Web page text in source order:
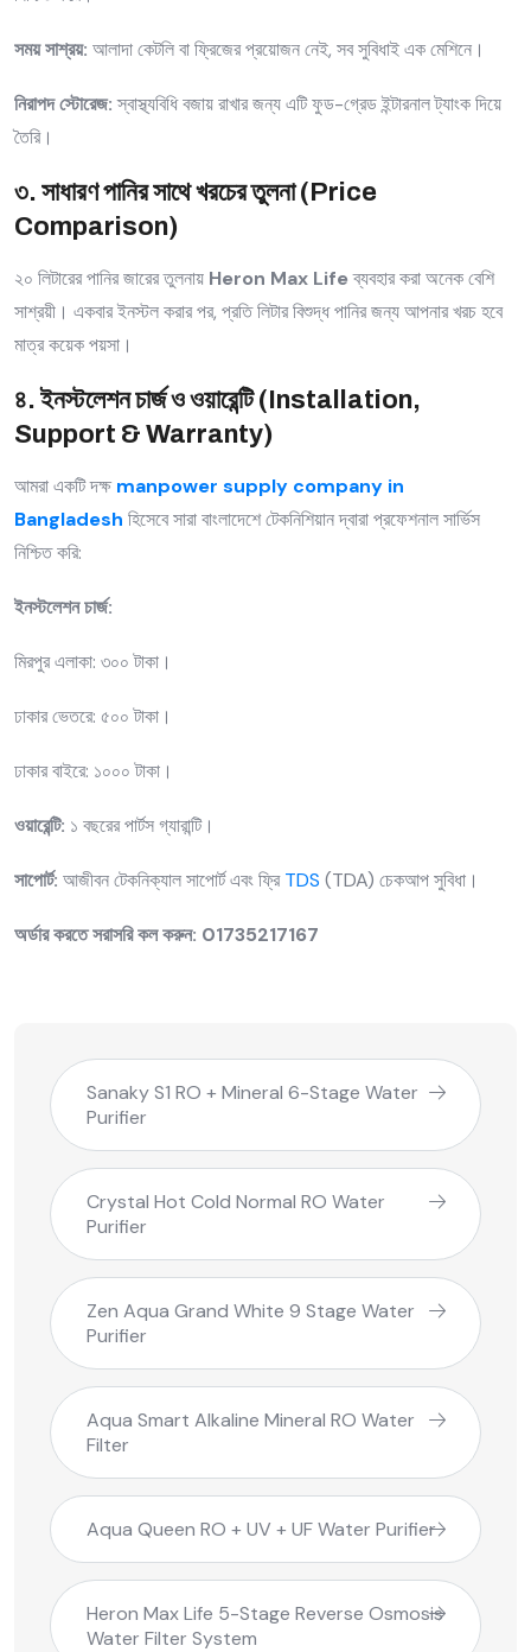
সময় সাশ্রয়: আলাদা কেটলি বা ফ্রিজের প্রয়োজন নেই, সব সুবিধাই এক মেশিনে।
নিরাপদ স্টোরেজ:স্বাস্থ্যবিধি বজায় রাখার জন্য এটি ফুড-গ্রেড ইন্টারনাল ট্যাংক দিয়ে
তৈরি।
৩. সাধারণ পানির সাথে খরচের তুলনা (Price
Comparison)
২০ লিটারের পানির জারের তুলনায় Heron Max Lifeব্যবহার করা অনেক বেশি
সাশ্রয়ী। একবার ইনস্টল করার পর, প্রতি লিটার বিশুদ্ধ পানির জন্য আপনার খরচ হবে
মাত্র কয়েক পয়সা।
৪. ইনস্টলেশন চার্জ ও ওয়ারেন্টি (Installation,
Support & Warranty)
আমরা একটি দক্ষ manpower supply company in
Bangladesh হিসেবে সারা বাংলাদেশে টেকনিশিয়ান দ্বারা প্রফেশনাল সার্ভিস
নিশ্চিত করি:
ইনস্টলেশন চার্জ:
মিরপুর এলাকা: ৩০০ টাকা।
ঢাকার ভেতরে: ৫০০ টাকা।
ঢাকার বাইরে: ১০০০ টাকা।
ওয়ারেন্টি: ১ বছরের পার্টস গ্যারান্টি।
সাপোর্ট: আজীবন টেকনিক্যাল সাপোর্ট এবং ফ্রিTDS (TDA) চেকআপ সুবিধা।
অর্ডার করতে সরাসরি কল করুন: 01735217167
Sanaky S1 RO + Mineral 6-Stage Water
Purifier
Crystal Hot Cold Normal RO Water
Purifier
Zen Aqua Grand White 9 Stage Water
Purifier
Aqua Smart Alkaline Mineral RO Water
Filter
Aqua Queen RO + UV + UF Water Purifier
Heron Max Life 5-Stage Reverse Osmosis
Water Filter System